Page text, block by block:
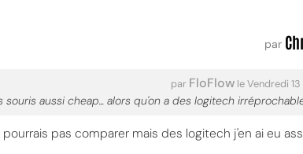
par
par FloFlow le Vendredi
aussi cheap... alors qu'on a des logitech
pas comparer mais des logitech j'en ai eu